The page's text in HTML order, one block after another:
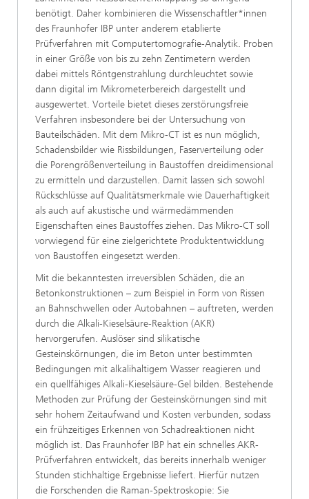
benötigt. Daher kombinieren die Wissenschaftler*innen
des Fraunhofer IBP unter anderem etablierte
Prüfverfahren mit Computertomografie-Analytik. Proben
in einer Größe von bis zu zehn Zentimetern werden
dabei mittels Röntgenstrahlung durchleuchtet sowie
dann digital im Mikrometerbereich dargestellt und
ausgewertet. Vorteile bietet dieses zerstörungsfreie
Verfahren insbesondere bei der Untersuchung von
Bauteilschäden. Mit dem Mikro-CT ist es nun möglich,
Schadensbilder wie Rissbildungen, Faserverteilung oder
die Porengrößenverteilung in Baustoffen dreidimensional
zu ermitteln und darzustellen. Damit lassen sich sowohl
Rückschlüsse auf Qualitätsmerkmale wie Dauerhaftigkeit
als auch auf akustische und wärmedämmenden
Eigenschaften eines Baustoffes ziehen. Das Mikro-CT soll
vorwiegend für eine zielgerichtete Produktentwicklung
von Baustoffen eingesetzt werden.
Mit die bekanntesten irreversiblen Schäden, die an
Betonkonstruktionen – zum Beispiel in Form von Rissen
an Bahnschwellen oder Autobahnen – auftreten, werden
durch die Alkali-Kieselsäure-Reaktion (AKR)
hervorgerufen. Auslöser sind silikatische
Gesteinskörnungen, die im Beton unter bestimmten
Bedingungen mit alkalihaltigem Wasser reagieren und
ein quellfähiges Alkali-Kieselsäure-Gel bilden. Bestehende
Methoden zur Prüfung der Gesteinskörnungen sind mit
sehr hohem Zeitaufwand und Kosten verbunden, sodass
ein frühzeitiges Erkennen von Schadreaktionen nicht
möglich ist. Das Fraunhofer IBP hat ein schnelles AKR-
Prüfverfahren entwickelt, das bereits innerhalb weniger
Stunden stichhaltige Ergebnisse liefert. Hierfür nutzen
die Forschenden die Raman-Spektroskopie: Sie